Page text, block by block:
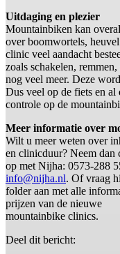
Uitdaging en plezier
Mountainbiken kan
over boomwortels,
clinic veel aandacht
zoals schakelen,
nog veel meer. Deze
Dus veel op de fiets en al
controle op de
Meer informatie over
Wilt u meer weten over
en clinicduur? Neem dan
op met Nijha: 0573-288
info@nijha.nl. Of vraag
folder aan met alle
prijzen van de nieuwe
mountainbike clinics.
Deel dit bericht: